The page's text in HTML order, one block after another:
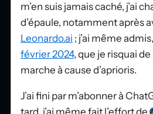
m’en suis jamais caché, j’ai
d’épaule, notamment après
Leonardo.ai ; j’ai même
février 2024, que je risquai
marche à cause d’aprioris.
J’ai fini par m’abonner à